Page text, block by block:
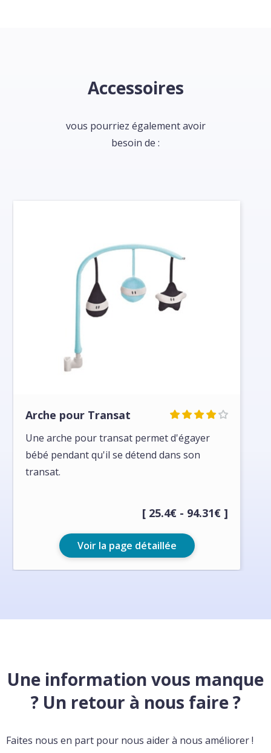
Accessoires
vous pourriez également avoir
besoin de :
Arche pour Transat
Une arche pour transat permet d'égayer
bébé pendant qu'il se détend dans son
transat.
[ 25.4€ - 94.31€ ]
Voir la page détaillée
Une information vous manque
? Un retour à nous faire ?
Faites nous en part pour nous aider à nous améliorer !